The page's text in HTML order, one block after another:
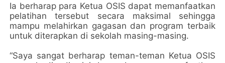
Ia berharap para Ketua OSIS dapat memanfaatkan
pelatihan tersebut secara maksimal sehingga
mampu melahirkan gagasan dan program terbaik
untuk diterapkan di sekolah masing-masing.
“Saya sangat berharap teman-teman Ketua OSIS